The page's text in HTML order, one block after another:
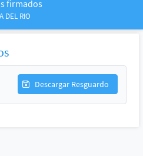
firmados
DEL RIO
Descargar Resguardo